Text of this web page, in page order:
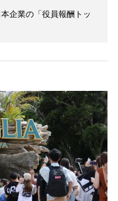
企業の「役員報酬トッ